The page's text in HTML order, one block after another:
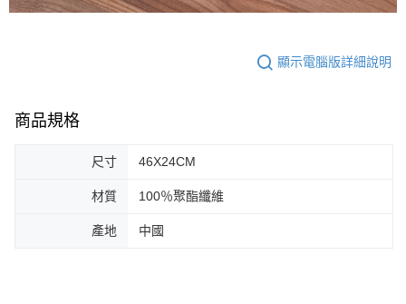
顯示電腦版詳細說明
商品規格
尺寸 46X24CM
材質 100％聚酯纖維
產地 中國